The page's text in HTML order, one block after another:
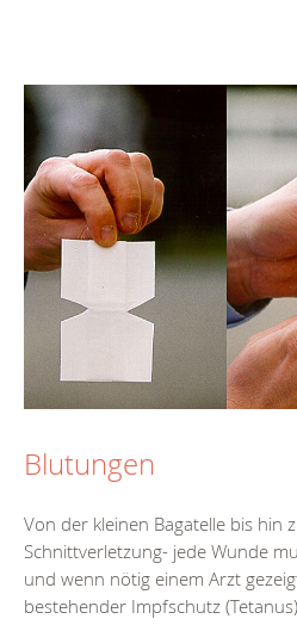
Blutungen
Von der kleinen Bagatelle bis hin
Schnittverletzung- jede Wunde
und wenn nötig einem Arzt
bestehender Impfschutz (Tetanus)